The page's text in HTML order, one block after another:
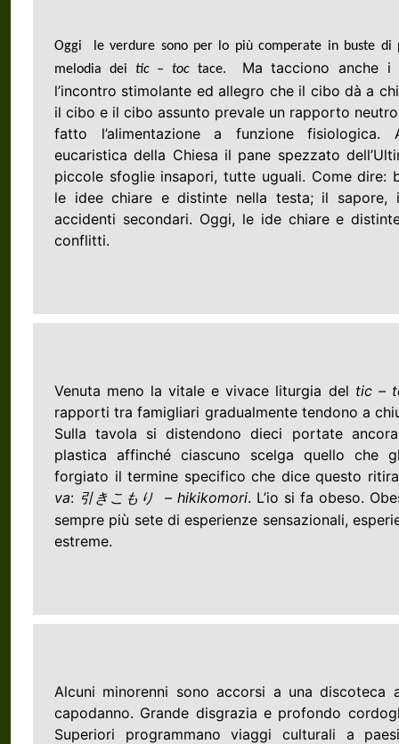
Oggi le verdure sono per lo più comperate in buste di
melodia dei tic – toc tace. Ma tacciono anche i
l’incontro stimolante ed allegro che il cibo dà a
il cibo e il cibo assunto prevale un rapporto
fatto l’alimentazione a funzione fisiologica.
eucaristica della Chiesa il pane spezzato
piccole sfoglie insapori, tutte uguali. Come dire:
le idee chiare e distinte nella testa; il sapore,
accidenti secondari. Oggi, le ide chiare e
conflitti.
Venuta meno la vitale e vivace liturgia del tic –
rapporti tra famigliari gradualmente tendono a
Sulla tavola si distendono dieci portate
plastica affinché ciascuno scelga quello che
forgiato il termine specifico che dice questo
va: 引きこもり –hikikomori. L’io si fa obeso.
sempre più sete di esperienze sensazionali,
estreme.
Alcuni minorenni sono accorsi a una discoteca
capodanno. Grande disgrazia e profondo
Superiori programmano viaggi culturali a